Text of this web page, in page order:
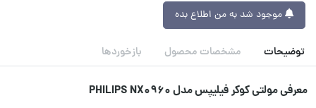
موجود شد به من اطلاع بده
توضیحات مشخصات محصول بازخوردها
معرفی مولتی کوکر فیلیپس مدل PHILIPS NX0960